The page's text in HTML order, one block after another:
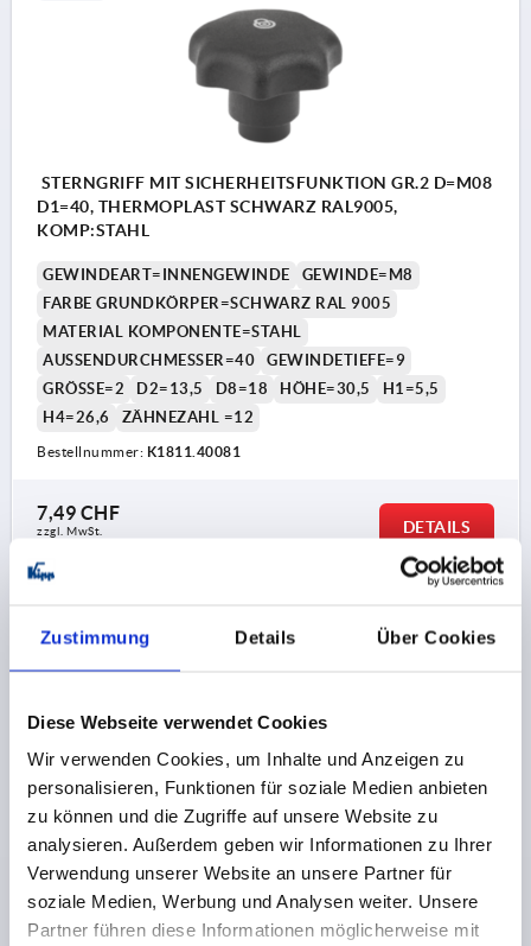
Zustimmung Details Über Cookies
Diese Webseite verwendet Cookies
Wir verwenden Cookies, um Inhalte und Anzeigen zu
personalisieren, Funktionen für soziale Medien anbieten
zu können und die Zugriffe auf unsere Website zu
analysieren. Außerdem geben wir Informationen zu Ihrer
Verwendung unserer Website an unsere Partner für
soziale Medien, Werbung und Analysen weiter. Unsere
Partner führen diese Informationen möglicherweise mit
STERNGRIFF MIT SICHERHEITSFUNKTION GR.2 D=M08
D1=40, THERMOPLAST SCHWARZ RAL9005,
KOMP:STAHL
GEWINDEART=INNENGEWINDE
GEWINDE=M8
FARBE GRUNDKÖRPER=SCHWARZ RAL 9005
MATERIAL KOMPONENTE=STAHL
AUSSENDURCHMESSER=40
GEWINDETIEFE=9
GRÖSSE=2
D2=13,5 D8=18 HÖHE=30,5
H1=5,5
H4=26,6
ZÄHNEZAHL =12
Bestellnummer: K1811.40081
7,49 CHF
zzgl. MwSt.
DETAILS
STERNGRIFF MIT SICHERHEITSFUNKTION GR.3 D=M08
D1=50, THERMOPLAST SCHWARZ RAL9005,
KOMP:STAHL
GEWINDEART=INNENGEWINDE
GEWINDE=M8
FARBE GRUNDKÖRPER=SCHWARZ RAL 9005